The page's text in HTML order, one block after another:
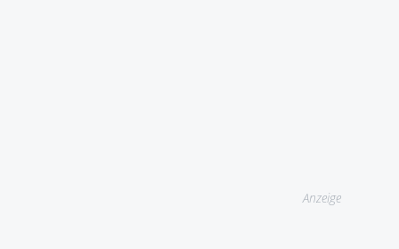
Anzeige